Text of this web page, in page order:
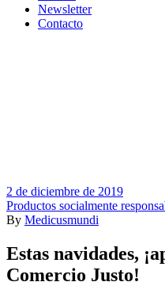
Newsletter
Contacto
2 de diciembre de 2019
Productos socialmente
By Medicusmundi
Estas navidades,
Comercio Justo!